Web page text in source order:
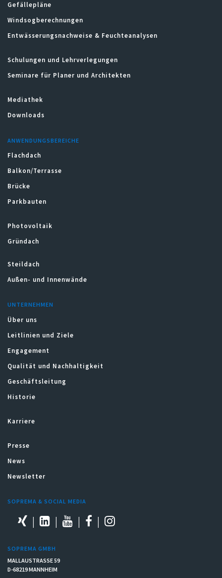
Gefällepläne
Windsogberechnungen
Entwässerungsnachweise & Feuchteanalysen
Schulungen und Lehrverlegungen
Seminare für Planer und Architekten
Mediathek
Downloads
ANWENDUNGSBEREICHE
Flachdach
Balkon/Terrasse
Brücke
Parkbauten
Photovoltaik
Gründach
Steildach
Außen- und Innenwände
UNTERNEHMEN
Über uns
Leitlinien und Ziele
Engagement
Qualität und Nachhaltigkeit
Geschäftsleitung
Historie
Karriere
Presse
News
Newsletter
SOPREMA & SOCIAL MEDIA
SOPREMA GMBH
MALLAUSTRASSE 59
D-68219 MANNHEIM